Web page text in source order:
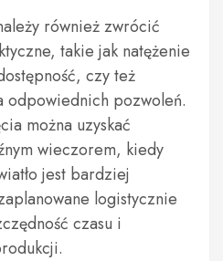
również zwrócić
takie jak natężenie
czy też
odpowiednich pozwoleń.
można uzyskać
wieczorem, kiedy
jest bardziej
logistycznie
czasu i